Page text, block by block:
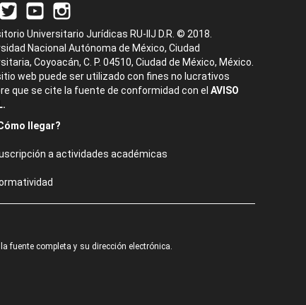
Universitario Jurídicas RU-IIJ D.R. © 2018.
Nacional Autónoma de México, Ciudad
Coyoacán, C. P. 04510, Ciudad de México, México.
web puede ser utilizado con fines no lucrativos
que se cite la fuente de conformidad con el AVISO
llegar?
a actividades académicas
fuente completa y su dirección electrónica.